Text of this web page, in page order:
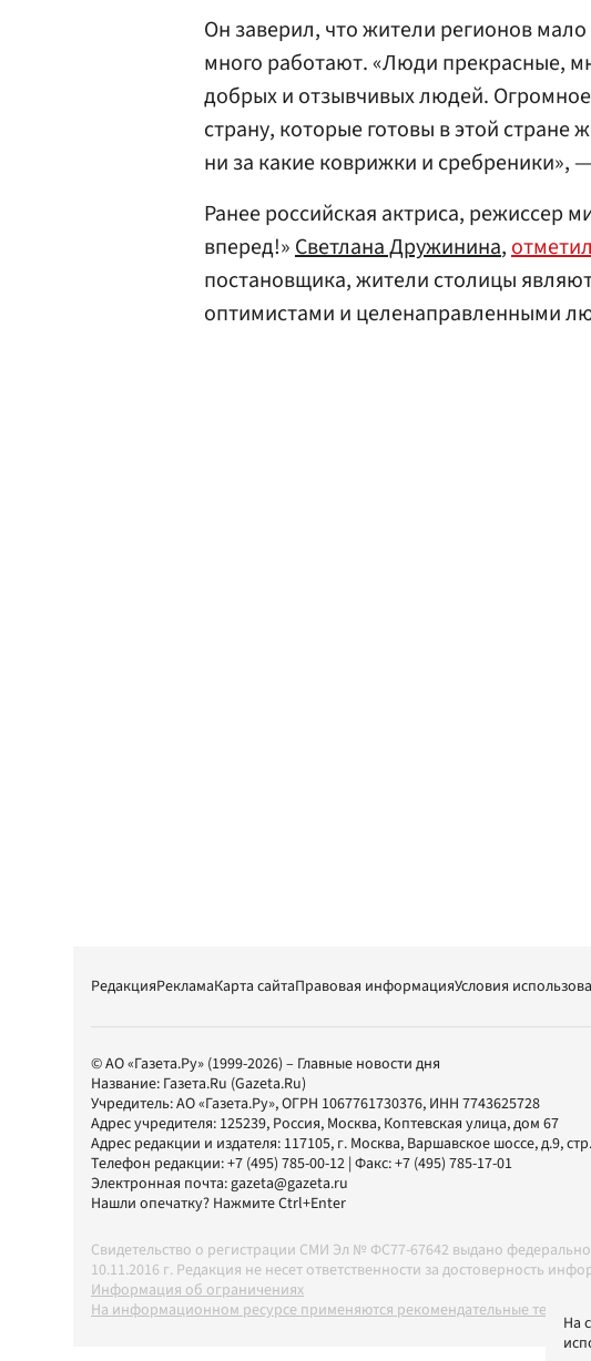
Он заверил, что жители регионов
много работают. «Люди прекрасные,
добрых и отзывчивых людей.
страну, которые готовы в этой стране
ни за какие коврижки и сребреники»,
Ранее российская актриса, режиссер
вперед!»Светлана Дружинина,
постановщика, жители столицы
оптимистами и целенаправленными
РедакцияРекламаКарта сайтаПравовая информацияУсловия
© АО «Газета.Ру» (1999-2026) – Главные новости дня
Название: Газета.Ru (Gazeta.Ru)
Учредитель:АО «Газета.Ру», ОГРН 1067761730376, ИНН 7743625728
Адрес учредителя: 125239, Россия, Москва, Коптевская улица, дом 67
Адрес редакции и издателя: 117105, г. Москва, Варшавское шоссе, д.9,
Телефон редакции:+7 (495) 785-00-12 | Факс:+7 (495) 785-17-01
Электронная почта:gazeta@gazeta.ru
Нашли опечатку? Нажмите Ctrl+Enter
Свидетельство о регистрации СМИ Эл № ФС77-67642 выдано
10.11.2016 г. Редакция не несет ответственности за достоверность
Информация об ограничениях
На информационном ресурсе применяются рекомендательные
На